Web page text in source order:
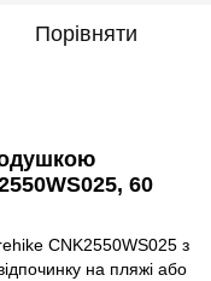
Порівняти
60
CNK2550WS025 з
на пляжі або